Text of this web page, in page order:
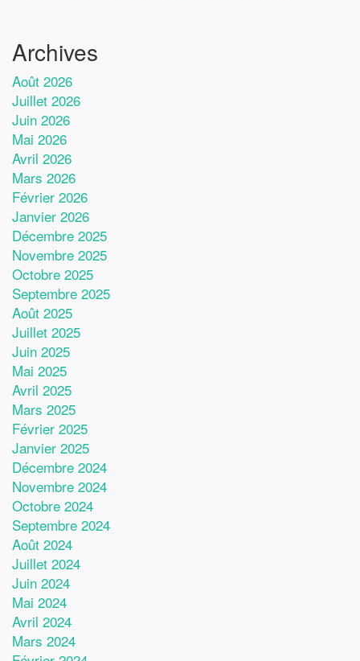
Archives
Août 2026
Juillet 2026
Juin 2026
Mai 2026
Avril 2026
Mars 2026
Février 2026
Janvier 2026
Décembre 2025
Novembre 2025
Octobre 2025
Septembre 2025
Août 2025
Juillet 2025
Juin 2025
Mai 2025
Avril 2025
Mars 2025
Février 2025
Janvier 2025
Décembre 2024
Novembre 2024
Octobre 2024
Septembre 2024
Août 2024
Juillet 2024
Juin 2024
Mai 2024
Avril 2024
Mars 2024